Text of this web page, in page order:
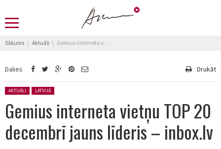
You are here:
Sākums Aktuāli Gemius interneta vietņu TOP 20 decembrī jauns līderis – inbox.lv
Dalies Drukāt
Posted in:
AKTUĀLI LATVIJĀ
Gemius interneta vietņu TOP 20
decembrī jauns līderis – inbox.lv